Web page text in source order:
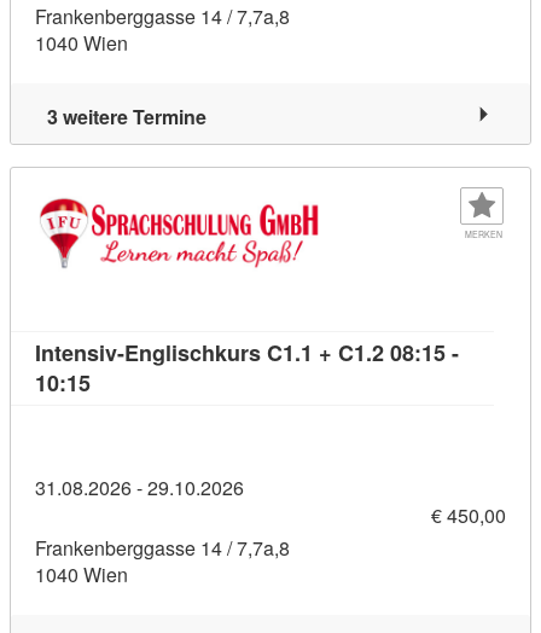
Frankenberggasse 14 / 7,7a,8
1040 Wien
3 weitere Termine
MERKEN
Intensiv-Englischkurs C1.1 + C1.2 08:15 -
10:15Kursdetail: Intensiv-Englischkurs C1.1 + C1.2
31.08.2026 - 29.10.2026
€ 450,00
Frankenberggasse 14 / 7,7a,8
1040 Wien